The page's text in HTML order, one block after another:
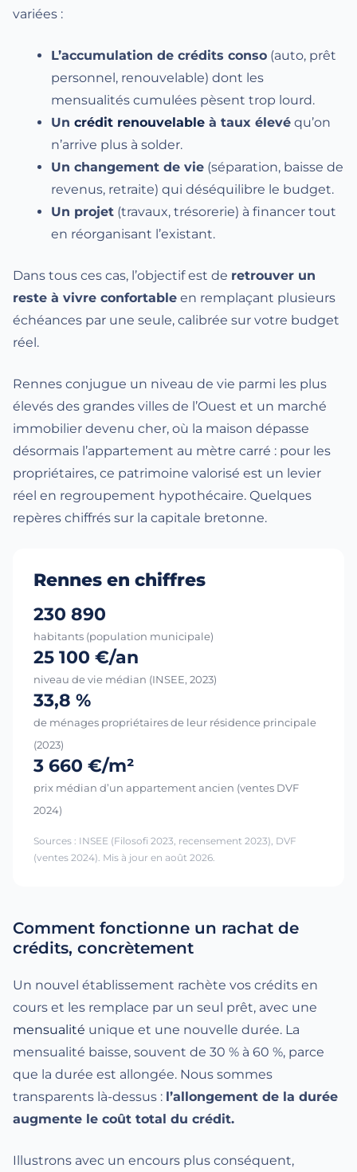
variées :
L’accumulation de crédits conso (auto, prêt
personnel, renouvelable) dont les
mensualités cumulées pèsent trop lourd.
Un crédit renouvelable à taux élevé qu’on
n’arrive plus à solder.
Un changement de vie (séparation, baisse de
revenus, retraite) qui déséquilibre le budget.
Un projet (travaux, trésorerie) à financer tout
en réorganisant l’existant.
Dans tous ces cas, l’objectif est de retrouver un
reste à vivre confortable en remplaçant plusieurs
échéances par une seule, calibrée sur votre budget
réel.
Rennes conjugue un niveau de vie parmi les plus
élevés des grandes villes de l’Ouest et un marché
immobilier devenu cher, où la maison dépasse
désormais l’appartement au mètre carré : pour les
propriétaires, ce patrimoine valorisé est un levier
réel en regroupement hypothécaire. Quelques
repères chiffrés sur la capitale bretonne.
Rennes en chiffres
230 890
habitants (population municipale)
25 100 €/an
niveau de vie médian (INSEE, 2023)
33,8 %
de ménages propriétaires de leur résidence principale
(2023)
3 660 €/m²
prix médian d’un appartement ancien (ventes DVF
2024)
Sources : INSEE (Filosofi 2023, recensement 2023), DVF
(ventes 2024). Mis à jour en août 2026.
Comment fonctionne un rachat de
crédits, concrètement
Un nouvel établissement rachète vos crédits en
cours et les remplace par un seul prêt, avec une
mensualité unique et une nouvelle durée. La
mensualité baisse, souvent de 30 % à 60 %, parce
que la durée est allongée. Nous sommes
transparents là-dessus : l’allongement de la durée
augmente le coût total du crédit.
Illustrons avec un encours plus conséquent,